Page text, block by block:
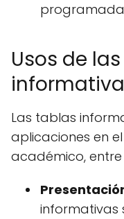
Usos de
Las tablas
aplicaciones en
académico,
informativas